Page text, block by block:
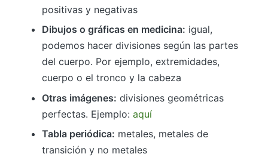
positivas y negativas
Dibujos o gráficas en medicina: igual,
podemos hacer divisiones según las partes
del cuerpo. Por ejemplo, extremidades,
cuerpo o el tronco y la cabeza
Otras imágenes: divisiones geométricas
perfectas. Ejemplo: aquí
Tabla periódica: metales, metales de
transición y no metales